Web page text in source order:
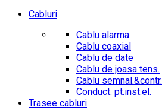
Cabluri
Cablu alarma
Cablu coaxial
Cablu de date
Cablu de joasa tens.
Cablu semnal.&contr.
Conduct. pt.inst.el.
Trasee cabluri